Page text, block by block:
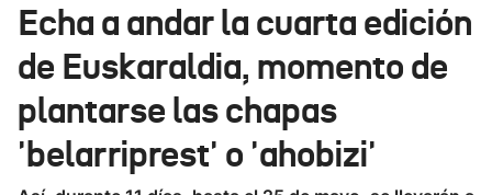
Ikusmiran
Eguraldia
Echa a andar la cuarta edición
de Euskaraldia, momento de
plantarse las chapas
'belarriprest' o 'ahobizi'